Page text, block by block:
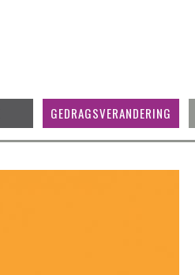
GEDRAGSVERANDERING